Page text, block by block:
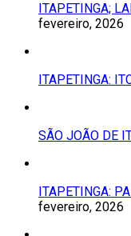
ITAPETINGA;
fevereiro, 2026
ITAPETINGA:
SÃO JOÃO DE
ITAPETINGA:
fevereiro, 2026